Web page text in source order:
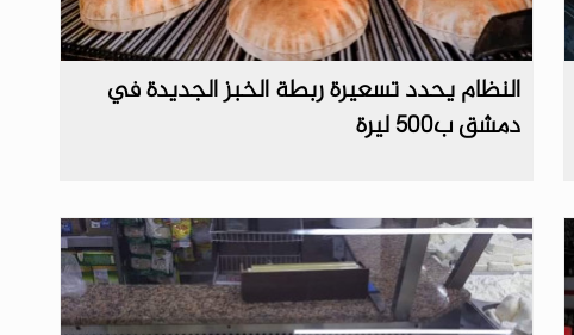
النظام يحدد تسعيرة ربطة الخبز الجديدة في
دمشق ب500 ليرة